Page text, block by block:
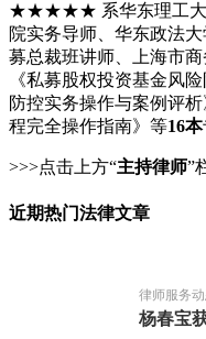
★★★★★ 系华东理工大
院实务导师、华东政法
募总裁班讲师、上海市
《私募股权投资基金风
防控实务操作与案例评
程完全操作指南》等16本
>>>点击上方“主持律师”
近期热门法律文章
律师服务
杨春宝